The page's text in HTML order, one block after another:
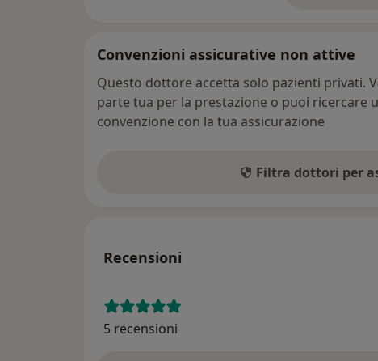
Convenzioni assicurative non attive
Questo dottore accetta solo pazienti privati.
parte tua per la prestazione o puoi ricercare
convenzione con la tua assicurazione
Filtra dottori per
Recensioni
5 recensioni